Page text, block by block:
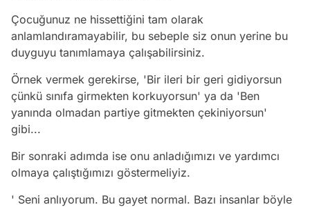
Çocuğunuz ne hissettiğini tam olarak
anlamlandıramayabilir, bu sebeple siz onun yerine bu
duyguyu tanımlamaya çalışabilirsiniz.
Örnek vermek gerekirse, 'Bir ileri bir geri gidiyorsun
çünkü sınıfa girmekten korkuyorsun' ya da 'Ben
yanında olmadan partiye gitmekten çekiniyorsun'
gibi...
Bir sonraki adımda ise onu anladığımızı ve yardımcı
olmaya çalıştığımızı göstermeliyiz.
' Seni anlıyorum. Bu gayet normal. Bazı insanlar böyle